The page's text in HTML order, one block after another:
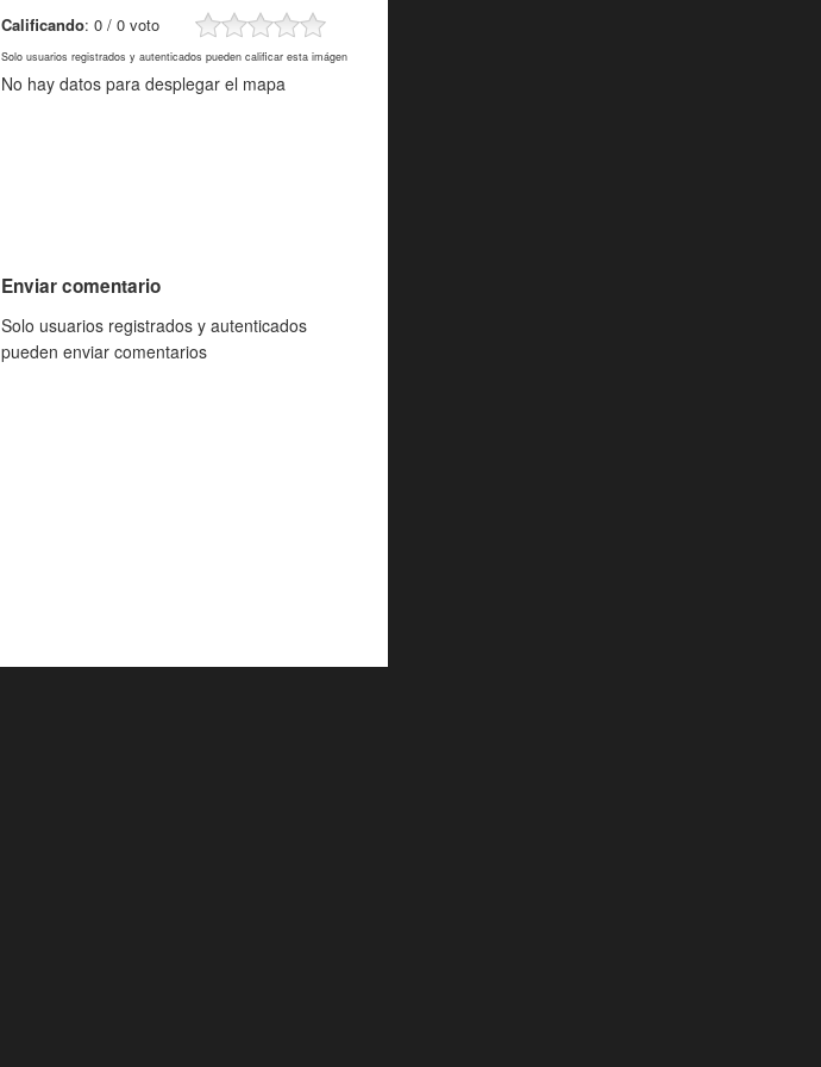
Calificando: 0 / 0 voto
Solo usuarios registrados y autenticados pueden calificar esta imágen